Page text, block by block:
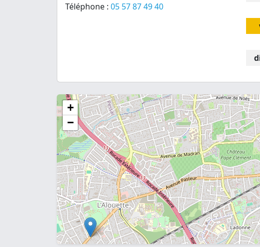
Téléphone : 05 57 87 49 40
+
−